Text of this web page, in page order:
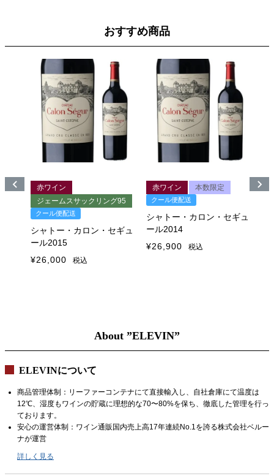
おすすめ商品
赤ワイン
ジェームスサックリング95
クール便配送
シャトー・カロン・セギュ
ール2015
¥26,000 税込
赤ワイン 本数限定
クール便配送
シャトー・カロン・セギュ
ール2014
¥26,900 税込
About ”ELEVIN”
ELEVINについて
商品管理体制：リーファーコンテナにて直接輸入し、自社倉庫にて温度は
12℃、湿度もワインの貯蔵に理想的な70〜80%を保ち、徹底した管理を行っ
ております。
安心の運営体制：ワイン通販国内売上高17年連続No.1を誇る株式会社ベルー
ナが運営
詳しく見る